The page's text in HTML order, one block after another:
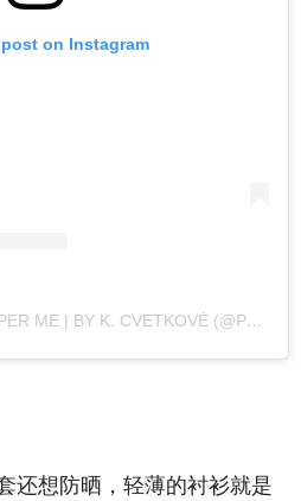
on Instagram
A POST SHARED BY PEPPER ME | BY K. CVETKOVĖ (@PEPPER_ME_)
还想防晒，轻薄的衬衫就是